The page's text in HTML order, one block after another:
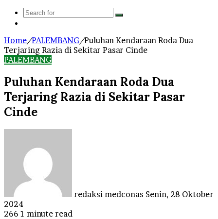
Search
Home/PALEMBANG/Puluhan Kendaraan Roda Dua
Terjaring Razia di Sekitar Pasar Cinde
PALEMBANG
Puluhan Kendaraan Roda Dua
Terjaring Razia di Sekitar Pasar
Cinde
redaksi medconas Senin, 28 Oktober
2024
266 1 minute read